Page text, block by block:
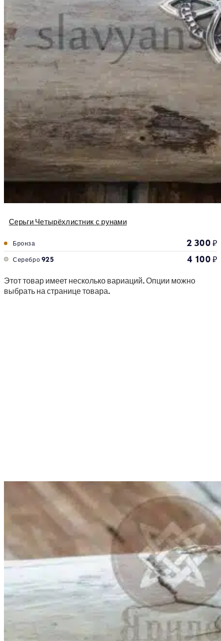
Серьги Четырёхлистник с рунами
Бронза 2 300₽
Серебро 925 4 100₽
Этот товар имеет несколько вариаций. Опции можно
выбрать на странице товара.